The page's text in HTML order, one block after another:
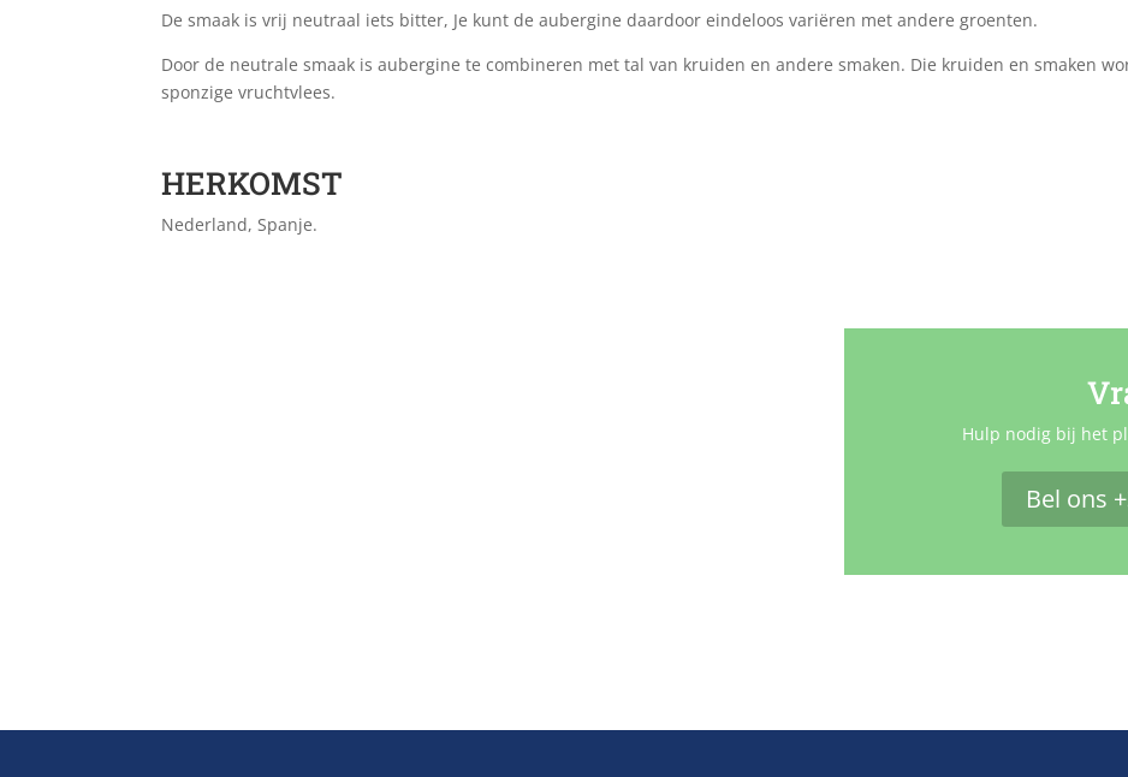
De smaak is vrij neutraal iets bitter, Je kunt de aubergine daardoor eindeloos variëren met andere groenten.
Door de neutrale smaak is aubergine te combineren met tal van kruiden en andere smaken. Die kruiden en smaken
sponzige vruchtvlees.
HERKOMST
Nederland, Spanje.
Hulp nodig bij het
Bel ons